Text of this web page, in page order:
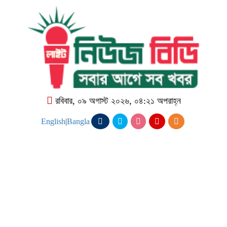
রবিবার, ০৯ অগাস্ট ২০২৬, ০৪:২১ অপরাহ্ন
English|Bangla